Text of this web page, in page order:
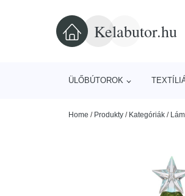
Kelabutor.hu
ÜLŐBÚTOROK
Home / Produkty / Kategóriák /